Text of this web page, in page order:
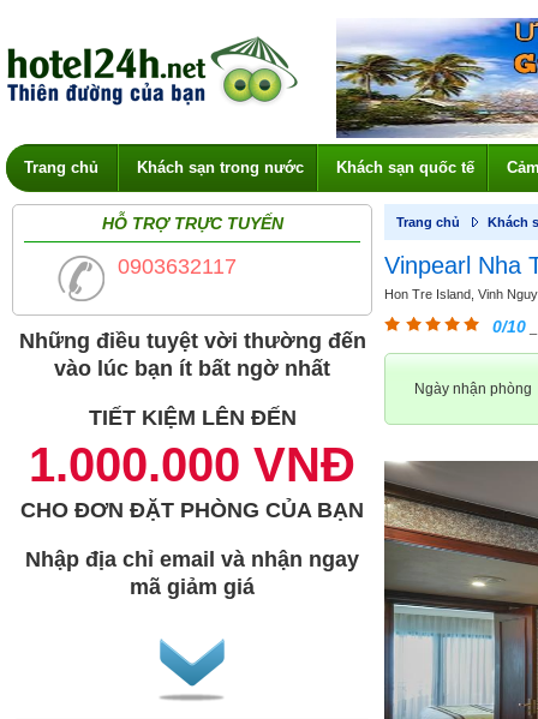
Trang chủ Khách sạn trong nước Khách sạn quốc tế
HỖ TRỢ TRỰC TUYẾN
0903632117
Những điều tuyệt vời thường đến
vào lúc bạn ít bất ngờ nhất
TIẾT KIỆM LÊN ĐẾN
1.000.000 VNĐ
CHO ĐƠN ĐẶT PHÒNG CỦA BẠN
Nhập địa chỉ email và nhận ngay
mã giảm giá
Trang chủ Khách
Vinpearl Nha
Hon Tre Island, Vinh
0/10
Ngày nhận phòng